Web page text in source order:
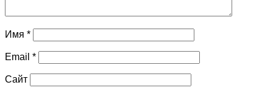
Имя *
Email *
Сайт